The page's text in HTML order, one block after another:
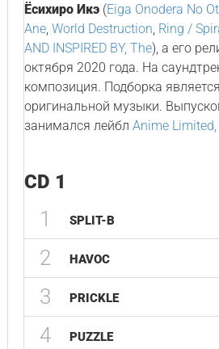
Ёсихиро Икэ(Eiga Onodera No
Ane, World Destruction, Ring /
AND INSPIRED BY, The), а его
октября 2020 года. На
композиция. Подборка
оригинальной музыки.
занимался лейбл Anime
CD 1
1 SPLIT-B
2 HAVOC
3 PRICKLE
4 PUZZLE